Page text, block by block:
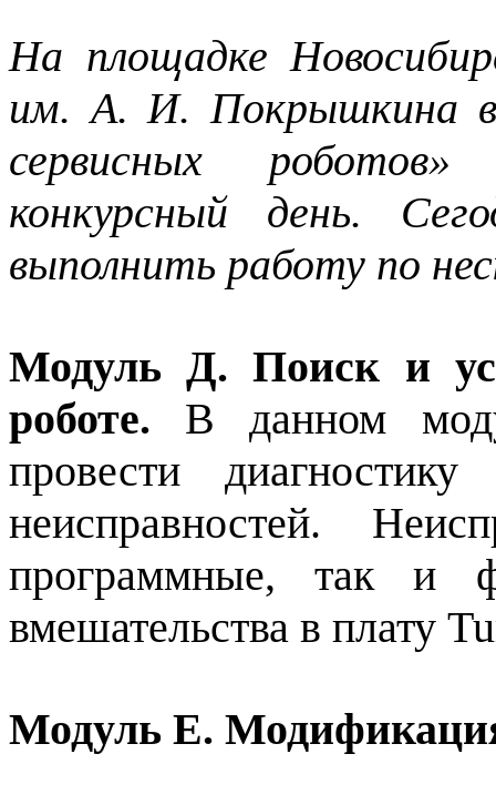
На площадке
им. А. И. Покрышкина в
сервисных
конкурсный день.
выполнить работу по
Модуль Д. Поиск и
роботе. В данном
провести
неисправностей.
программные, так и
вмешательства в плату
Модуль Е.